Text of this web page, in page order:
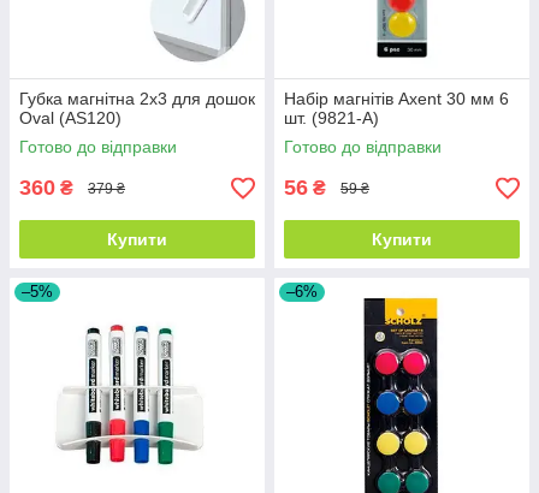
Губка магнітна 2х3 для дошок
Oval (AS120)
Готово до відправки
360 ₴ 379 ₴
Купити
Набір магнітів Axent 30 мм 6
шт. (9821-A)
Готово до відправки
56 ₴ 59 ₴
Купити
–5% –6%